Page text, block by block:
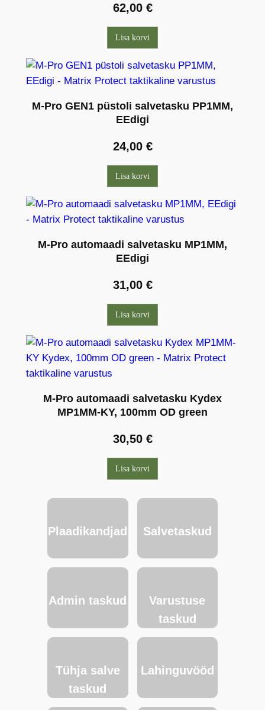
62,00 €
Lisa korvi
M-Pro GEN1 püstoli salvetasku PP1MM,
EEdigi
24,00 €
Lisa korvi
M-Pro automaadi salvetasku MP1MM,
EEdigi
31,00 €
Lisa korvi
M-Pro automaadi salvetasku Kydex
MP1MM-KY, 100mm OD green
30,50 €
Lisa korvi
Plaadikandjad Salvetaskud
Admin taskud
Varustuse
taskud
Tühja salve
taskud
Lahinguvööd